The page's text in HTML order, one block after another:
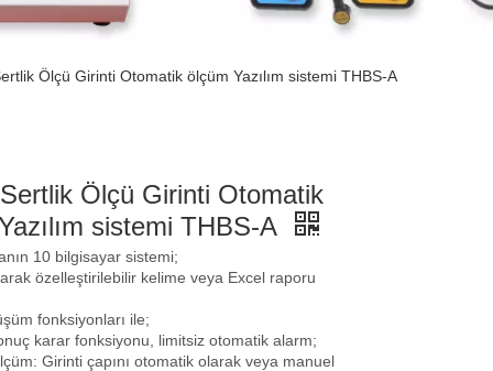
Ölçü Girinti Otomatik ölçüm Yazılım sistemi THBS-A
Ölçü Girinti Otomatik
sistemi THBS-A
10 bilgisayar sistemi;
özelleştirilebilir kelime veya Excel raporu
fonksiyonları ile;
karar fonksiyonu, limitsiz otomatik alarm;
Girinti çapını otomatik olarak veya manuel